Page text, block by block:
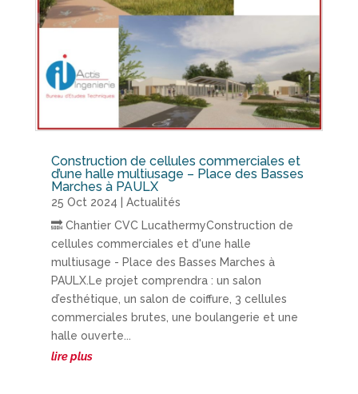
Construction de cellules commerciales et
d’une halle multiusage – Place des Basses
Marches à PAULX
25 Oct 2024
Actualités
🔜 Chantier CVC LucathermyConstruction de
cellules commerciales et d'une halle
multiusage - Place des Basses Marches à
PAULX.Le projet comprendra : un salon
d’esthétique, un salon de coiffure, 3 cellules
commerciales brutes, une boulangerie et une
halle ouverte...
lire plus